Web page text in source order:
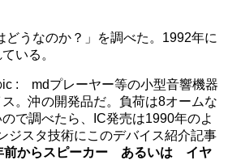
うなのか？」を調べた。1992年に
いる。
ic : mdプレーヤー等の小型音響機器
。沖の開発品だ。負荷は8オームな
で調べたら、IC発売は1990年のよ
ジスタ技術にこのデバイス紹介記事
前からスピーカー あるいは イヤ